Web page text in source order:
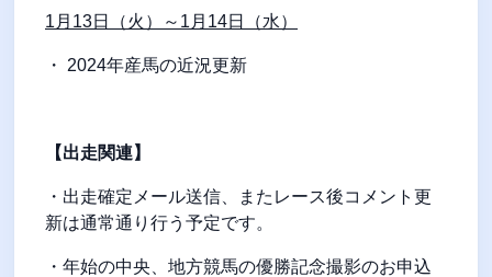
1 月 13日（火）～ 1 月 14日（水）
・ 2024年産馬の近況更新
【出走関連】
・出走確定メール送信、またレース後コメント更
新は通常通り行う予定です。
・年始の中央、地方競馬の優勝記念撮影のお申込